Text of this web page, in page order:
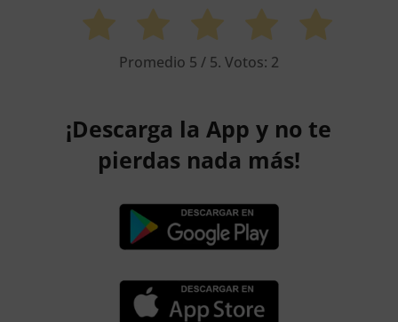
Promedio 5 / 5. Votos: 2
¡Descarga la App y no te
pierdas nada más!